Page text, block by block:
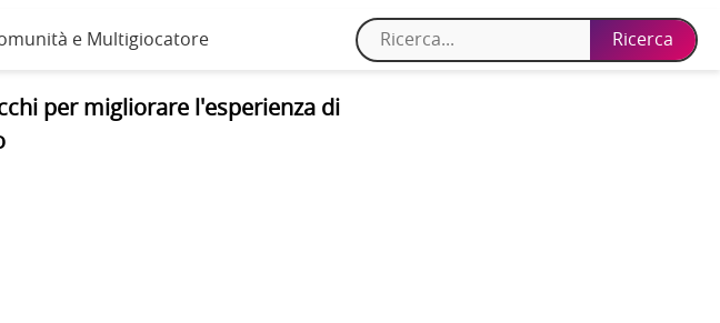
e Multigiocatore
per migliorare l'esperienza di